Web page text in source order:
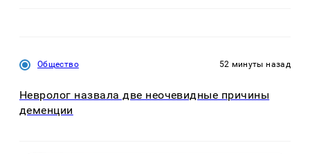
Общество 52 минуты назад
Невролог назвала две неочевидные причины
деменции